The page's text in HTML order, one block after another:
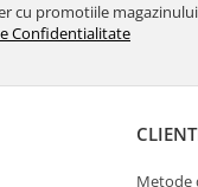
cu promotiile
Confidentialitate
Metode